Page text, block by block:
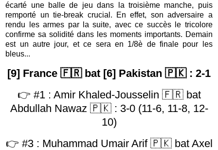
écarté une balle de jeu dans la troisième manche, puis
remporté un tie-break crucial. En effet, son adversaire a
rendu les armes par la suite, avec ce succès le tricolore
confirme sa solidité dans les moments importants. Demain
est un autre jour, et ce sera en 1/8è de finale pour les
bleus...
[9] France 🇫🇷 bat [6] Pakistan 🇵🇰 : 2-1
👉 #1 : Amir Khaled-Jousselin 🇫🇷 bat
Abdullah Nawaz 🇵🇰 : 3-0 (11-6, 11-8, 12-
10)
👉 #3 : Muhammad Umair Arif 🇵🇰 bat Axel